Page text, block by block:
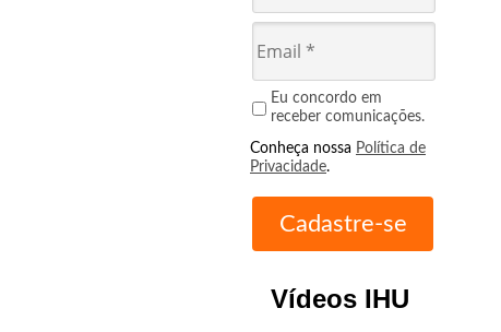
Eu concordo em
receber comunicações.
Conheça nossa Política de
Privacidade.
Vídeos IHU